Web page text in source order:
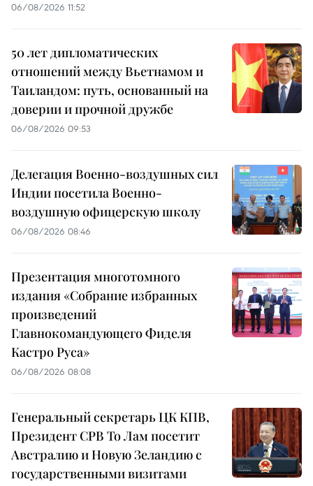
06/08/2026 11:52
50 лет дипломатических
отношений между Вьетнамом и
Таиландом: путь, основанный на
доверии и прочной дружбе
06/08/2026 09:53
Делегация Военно-воздушных сил
Индии посетила Военно-
воздушную офицерскую школу
06/08/2026 08:46
Презентация многотомного
издания «Собрание избранных
произведений
Главнокомандующего Фиделя
Кастро Руса»
06/08/2026 08:08
Генеральный секретарь ЦК КПВ,
Президент СРВ То Лам посетит
Австралию и Новую Зеландию с
государственными визитами